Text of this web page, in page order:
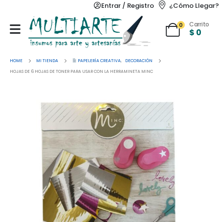
Entrar / Registro ¿Cómo Llegar?
0 Carrito
$ 0
HOME MI TIENDA PAPELERÍA CREATIVA,
DECORACIÓN
HOJAS DE 6 HOJAS DE TONER PARA USAR CON LA HERRAMINETA MINC